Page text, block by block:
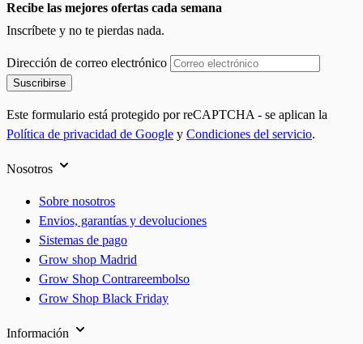
Recibe las mejores ofertas cada semana
Inscríbete y no te pierdas nada.
Dirección de correo electrónico
Suscribirse
Este formulario está protegido por reCAPTCHA - se aplican la
Política de privacidad de Google y Condiciones del servicio.
Nosotros
Sobre nosotros
Envios, garantías y devoluciones
Sistemas de pago
Grow shop Madrid
Grow Shop Contrareembolso
Grow Shop Black Friday
Información